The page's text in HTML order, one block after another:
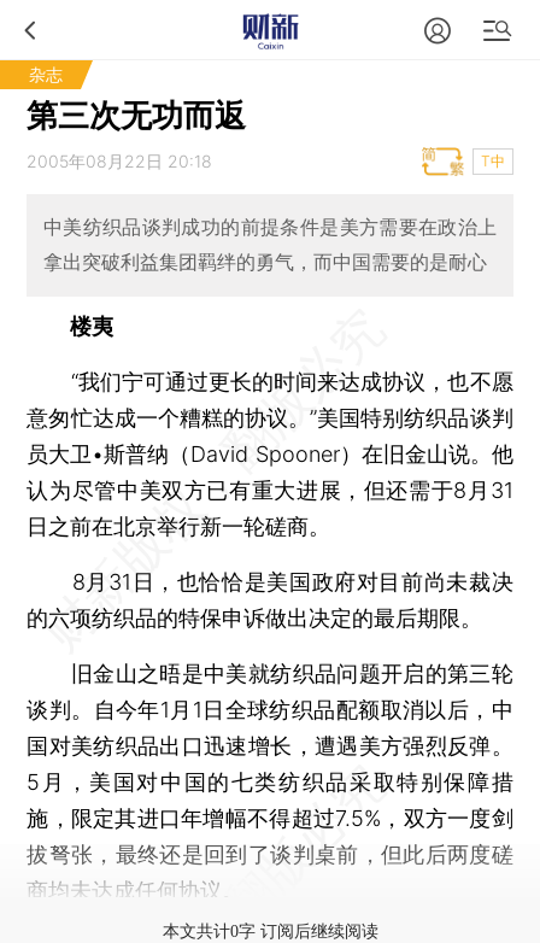
杂志
第三次无功而返
2005年08月22日 20:18 T中
中美纺织品谈判成功的前提条件是美方需要在政治上
拿出突破利益集团羁绊的勇气，而中国需要的是耐心
楼夷
“我们宁可通过更长的时间来达成协议，也不愿
意匆忙达成一个糟糕的协议。”美国特别纺织品谈判
员大卫•斯普纳（David Spooner）在旧金山说。他
认为尽管中美双方已有重大进展，但还需于8月31
日之前在北京举行新一轮磋商。
8月31日，也恰恰是美国政府对目前尚未裁决
的六项纺织品的特保申诉做出决定的最后期限。
旧金山之晤是中美就纺织品问题开启的第三轮
谈判。自今年1月1日全球纺织品配额取消以后，中
国对美纺织品出口迅速增长，遭遇美方强烈反弹。
5月，美国对中国的七类纺织品采取特别保障措
施，限定其进口年增幅不得超过7.5%，双方一度剑
拔弩张，最终还是回到了谈判桌前，但此后两度磋
商均未达成任何协议。
本文共计0字 订阅后继续阅读